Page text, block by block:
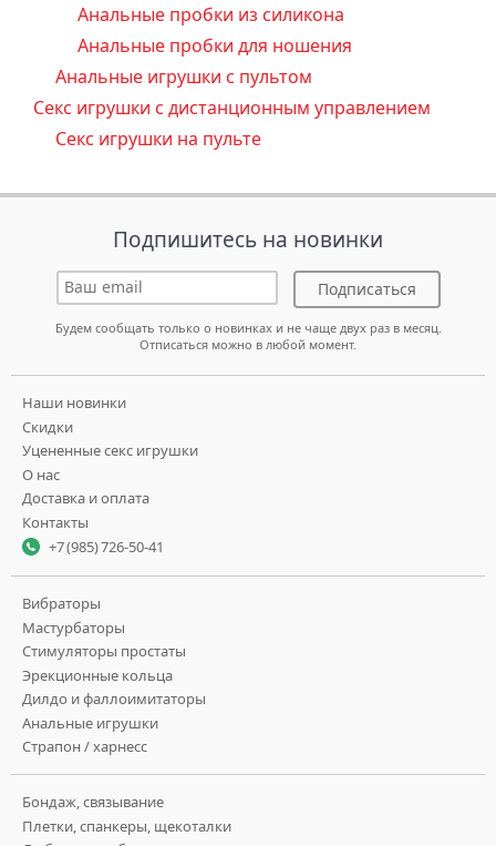
Анальные пробки из силикона
Анальные пробки для ношения
Анальные игрушки с пультом
Секс игрушки с дистанционным управлением
Секс игрушки на пульте
Подпишитесь на новинки
Подписаться
Будем сообщать только о новинках и не чаще двух раз в месяц.
Отписаться можно в любой момент.
Наши новинки
Скидки
Уцененные секс игрушки
О нас
Доставка и оплата
Контакты
+7 (985) 726-50-41
Вибраторы
Мастурбаторы
Стимуляторы простаты
Эрекционные кольца
Дилдо и фаллоимитаторы
Анальные игрушки
Страпон / харнесс
Бондаж, связывание
Плетки, спанкеры, щекоталки